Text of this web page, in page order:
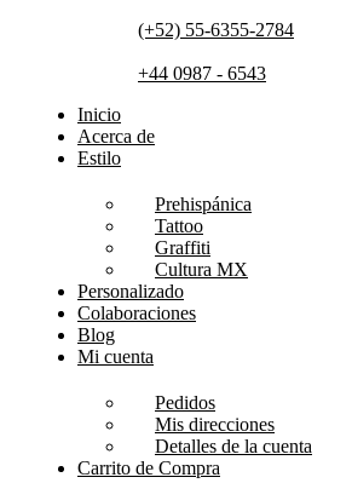
(+52) 55-6355-2784
+44 0987 - 6543
Inicio
Acerca de
Estilo
Prehispánica
Tattoo
Graffiti
Cultura MX
Personalizado
Colaboraciones
Blog
Mi cuenta
Pedidos
Mis direcciones
Detalles de la cuenta
Carrito de Compra